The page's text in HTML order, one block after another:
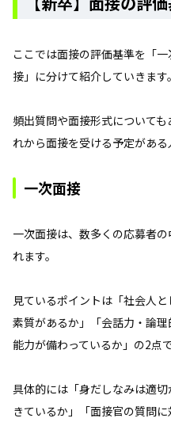
ここでは面接の評価基準を「
接」に分けて紹介していきます。
頻出質問や面接形式について
れから面接を受ける予定がある
一次面接
一次面接は、数多くの応募者
れます。
見ているポイントは「社会人
素質があるか」「会話力・論
能力が備わっているか」の2点で
具体的には「身だしなみは適
きているか」「面接官の質問